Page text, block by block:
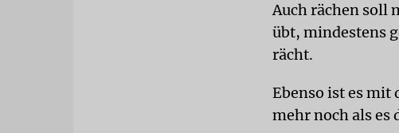
Auch rächen soll
übt, mindestens
rächt.
Ebenso ist es mit
mehr noch als es